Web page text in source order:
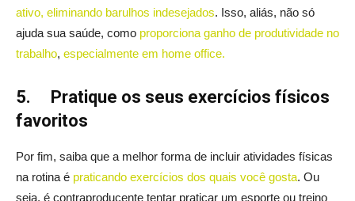
ativo, eliminando barulhos indesejados. Isso, aliás, não só
ajuda sua saúde, como proporciona ganho de produtividade no
trabalho, especialmente em home office.
5. Pratique os seus exercícios físicos
favoritos
Por fim, saiba que a melhor forma de incluir atividades físicas
na rotina é praticando exercícios dos quais você gosta. Ou
seja, é contraproducente tentar praticar um esporte ou treino